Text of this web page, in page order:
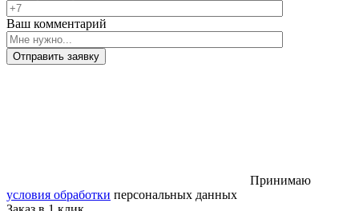
Ваш комментарий
Отправить заявку
Принимаю
условия обработки персональных данных